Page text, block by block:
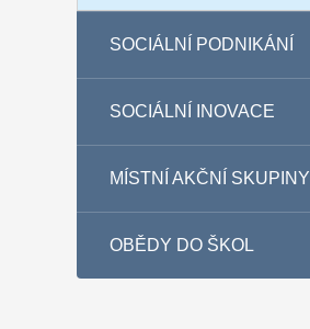
SOCIÁLNÍ PODNIKÁNÍ
SOCIÁLNÍ INOVACE
MÍSTNÍ AKČNÍ SKUPINY
OBĚDY DO ŠKOL